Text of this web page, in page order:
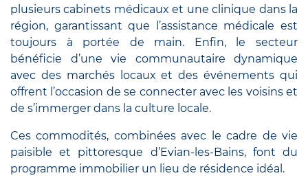
plusieurs cabinets médicaux et une clinique dans la
région, garantissant que l’assistance médicale est
toujours à portée de main. Enfin, le secteur
bénéficie d’une vie communautaire dynamique
avec des marchés locaux et des événements qui
offrent l’occasion de se connecter avec les voisins et
de s’immerger dans la culture locale.
Ces commodités, combinées avec le cadre de vie
paisible et pittoresque d’Evian-les-Bains, font du
programme immobilier un lieu de résidence idéal.